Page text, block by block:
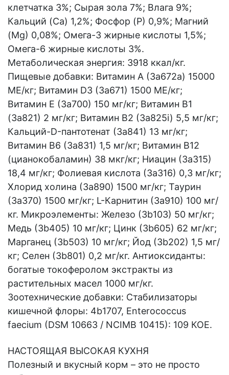
клетчатка 3%; Сырая зола 7%; Влага 9%;
Кальций (Са) 1,2%; Фосфор (P) 0,9%; Магний
(Mg) 0,08%; Омега-3 жирные кислоты 1,5%;
Омега-6 жирные кислоты 3%.
Метаболическая энергия: 3918 ккал/кг.
Пищевые добавки: Витамин A (3a672a) 15000
МЕ/кг; Витамин D3 (3а671) 1500 МЕ/кг;
Витамин Е (3а700) 150 мг/кг; Витамин B1
(3a821) 2 мг/кг; Витамин B2 (3a825i) 5,5 мг/кг;
Кальций-D-пантотенат (3a841) 13 мг/кг;
Витамин B6 (3a831) 1,5 мг/кг; Витамин B12
(цианокобаламин) 38 мкг/кг; Ниацин (3a315)
18,4 мг/кг; Фолиевая кислота (3a316) 0,3 мг/кг;
Хлорид холина (3a890) 1500 мг/кг; Таурин
(3a370) 1500 мг/кг; L-Карнитин (3a910) 100 мг/
кг. Микроэлементы: Железо (3b103) 50 мг/кг;
Медь (3b405) 10 мг/кг; Цинк (3b605) 62 мг/кг;
Марганец (3b503) 10 мг/кг; Йод (3b202) 1,5 мг/
кг; Селен (3b801) 0,2 мг/кг. Антиоксиданты:
богатые токоферолом экстракты из
растительных масел 1000 мг/кг.
Зоотехнические добавки: Стабилизаторы
кишечной флоры: 4b1707, Enterococcus
faecium (DSM 10663 / NCIMB 10415): 109 КОЕ.
НАСТОЯЩАЯ ВЫСОКАЯ КУХНЯ
Полезный и вкусный корм – это не просто